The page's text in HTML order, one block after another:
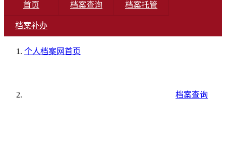
首页 档案查询 档案托管
档案补办
个人档案网首页
档案查询